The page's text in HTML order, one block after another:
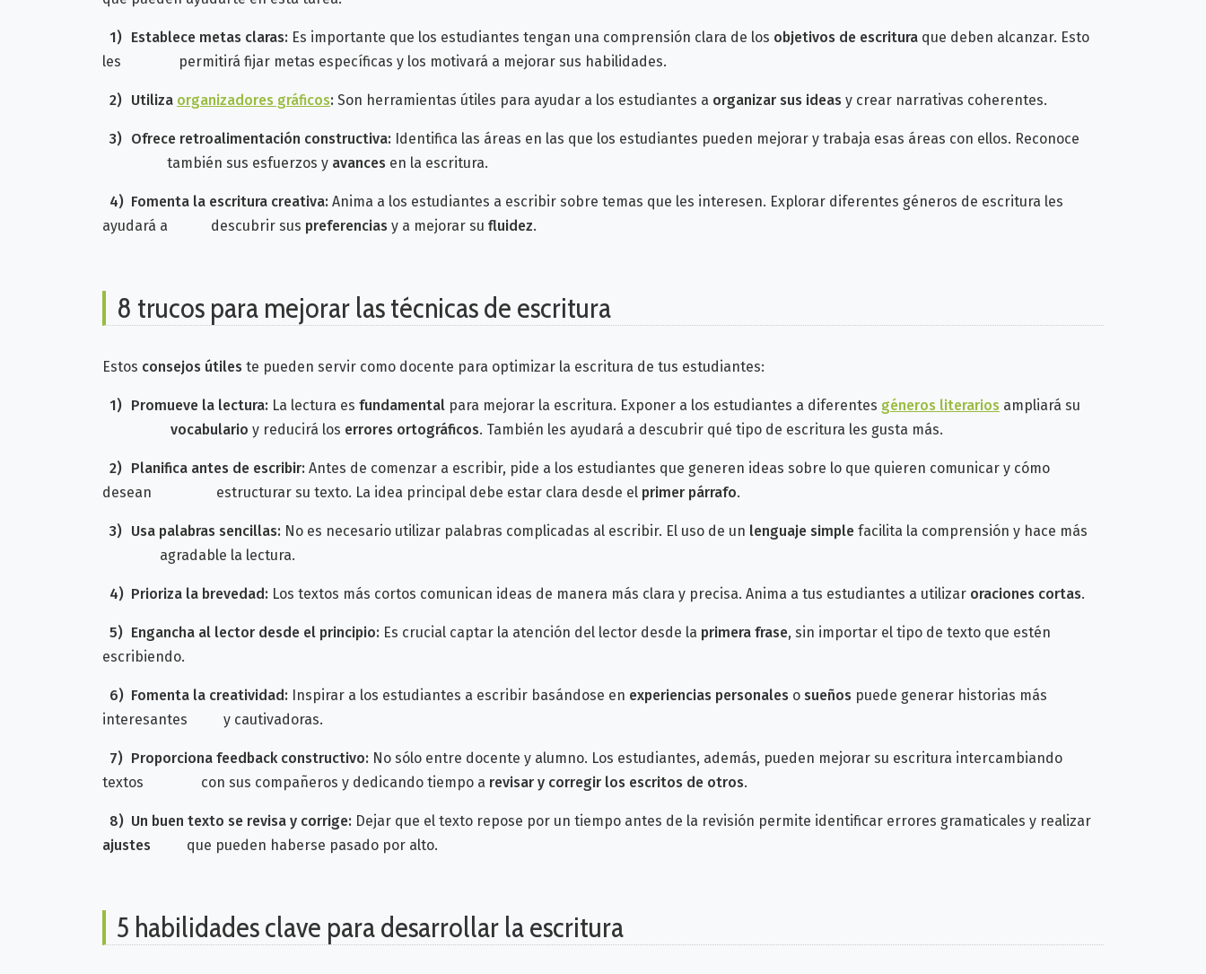
1) Establece metas claras: Es importante que los estudiantes tengan una comprensión clara de los objetivos de escritura que deben alcanzar. Esto
les permitirá fijar metas específicas y los motivará a mejorar sus habilidades.
2) Utiliza organizadores gráficos: Son herramientas útiles para ayudar a los estudiantes a organizar sus ideas y crear narrativas coherentes.
3) Ofrece retroalimentación constructiva: Identifica las áreas en las que los estudiantes pueden mejorar y trabaja esas áreas con ellos. Reconoce
también sus esfuerzos y avances en la escritura.
4) Fomenta la escritura creativa: Anima a los estudiantes a escribir sobre temas que les interesen. Explorar diferentes géneros de escritura les
ayudará a descubrir sus preferencias y a mejorar su fluidez.
8 trucos para mejorar las técnicas de escritura
Estos consejos útiles te pueden servir como docente para optimizar la escritura de tus estudiantes:
1) Promueve la lectura: La lectura es fundamental para mejorar la escritura. Exponer a los estudiantes a diferentes géneros literarios ampliará su
vocabulario y reducirá los errores ortográficos. También les ayudará a descubrir qué tipo de escritura les gusta más.
2) Planifica antes de escribir: Antes de comenzar a escribir, pide a los estudiantes que generen ideas sobre lo que quieren comunicar y cómo
desean estructurar su texto. La idea principal debe estar clara desde el primer párrafo.
3) Usa palabras sencillas: No es necesario utilizar palabras complicadas al escribir. El uso de un lenguaje simple facilita la comprensión y hace más
agradable la lectura.
4) Prioriza la brevedad: Los textos más cortos comunican ideas de manera más clara y precisa. Anima a tus estudiantes a utilizar oraciones cortas.
5) Engancha al lector desde el principio: Es crucial captar la atención del lector desde la primera frase, sin importar el tipo de texto que estén
escribiendo.
6) Fomenta la creatividad: Inspirar a los estudiantes a escribir basándose en experiencias personales o sueños puede generar historias más
interesantes y cautivadoras.
7) Proporciona feedback constructivo: No sólo entre docente y alumno. Los estudiantes, además, pueden mejorar su escritura intercambiando
textos con sus compañeros y dedicando tiempo a revisar y corregir los escritos de otros.
8) Un buen texto se revisa y corrige: Dejar que el texto repose por un tiempo antes de la revisión permite identificar errores gramaticales y realizar
ajustes que pueden haberse pasado por alto.
5 habilidades clave para desarrollar la escritura